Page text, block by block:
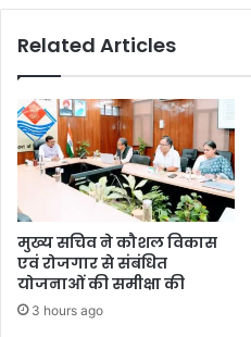
Related Articles
मुख्य सचिव ने कौशल विकास
एवं रोजगार से संबंधित
योजनाओं की समीक्षा की
3 hours ago